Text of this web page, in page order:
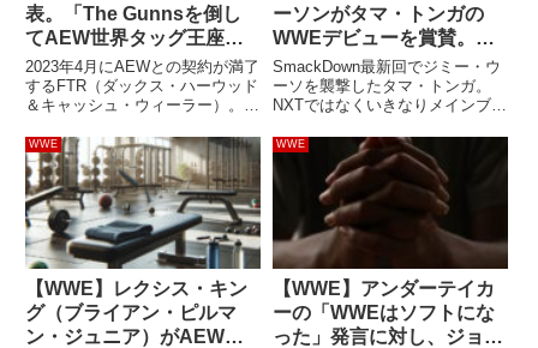
表。「The Gunnsを倒し
てAEW世界タッグ王座を
手にできなけれはAEWか
ら退団する」
2023年4月にAEWとの契約が満了
するFTR（ダックス・ハーウッド
＆キャッシュ・ウィーラー）。
タッグ王座照準を合わせた2人
は、Dynamiteの最新回で重大発
表をしました。The Gunnsへの挑
戦表...
ーソンがタマ・トンガの
WWEデビューを賞賛。
「Bullet Clubファンにと
っては、これ以上クールな
ことはないね」
SmackDown最新回でジミー・ウ
ーソを襲撃したタマ・トンガ。
NXTではなくいきなりメインブラ
Bloodlineのストーリーに殴り込
み。彼は今後も番組内で重要な役
割を果たすことが期待されていま
す。WWEでクリエ...
WWE
【WWE】レクシス・キン
グ（ブライアン・ピルマ
ン・ジュニア）がAEW時
WWE
【WWE】アンダーテイカ
ーの「WWEはソフトにな
った」発言に対し、ジョ